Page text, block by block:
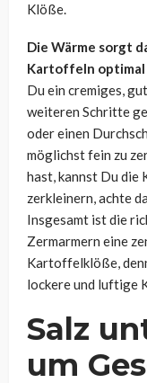
Klöße.
Die Wärme sorgt
Kartoffeln
Du ein cremiges,
weiteren Schritte
oder einen
möglichst fein zu
hast, kannst Du die
zerkleinern, achte
Insgesamt ist die
Zermarmern eine
Kartoffelklöße,
lockere und luftige
Salz
um